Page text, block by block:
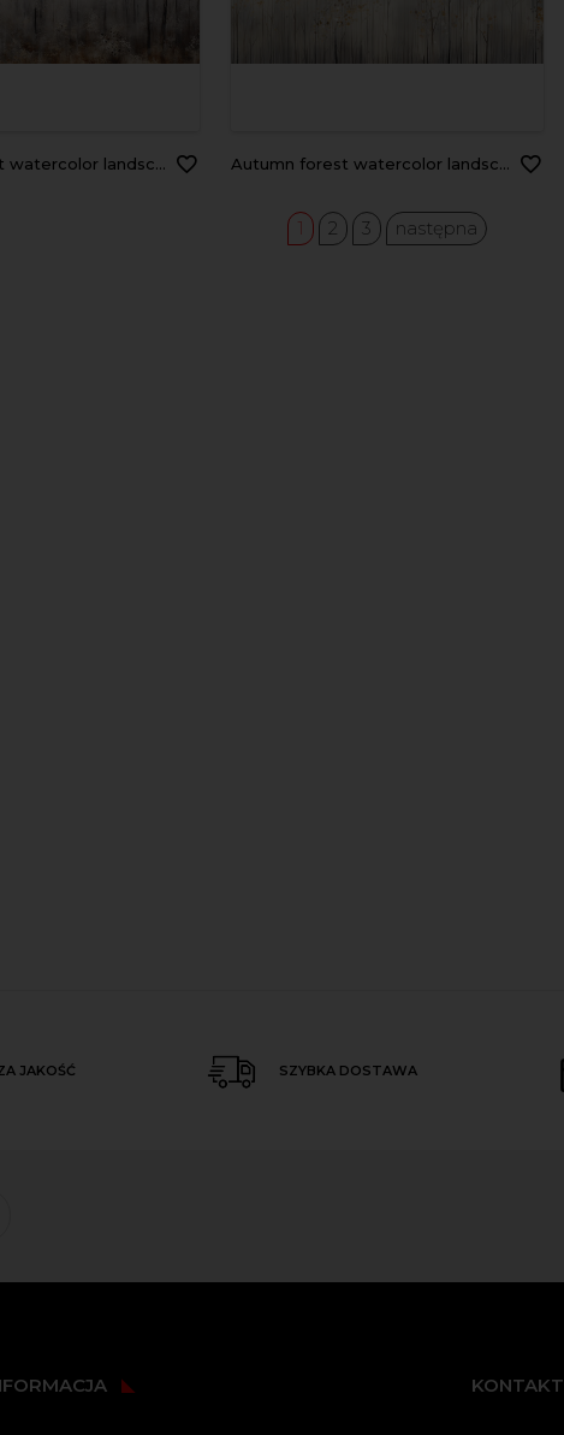
in gray calm tones soft color autumn forest watercolor landscape in gray calm tones soft color
1 2 3 następna
JAKOŚĆ SZYBKA DOSTAWA
KONTAKT